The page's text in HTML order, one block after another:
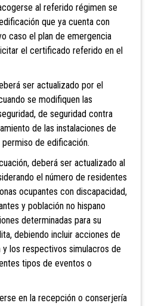
al referido régimen se
que ya cuenta con
caso el plan de emergencia
el certificado referido en el
ser actualizado por el
se modifiquen las
de seguridad contra
de las instalaciones de
de edificación.
deberá ser actualizado al
el número de residentes
ocupantes con discapacidad,
y población no hispano
determinadas para su
debiendo incluir acciones de
los respectivos simulacros de
tipos de eventos o
en la recepción o conserjería